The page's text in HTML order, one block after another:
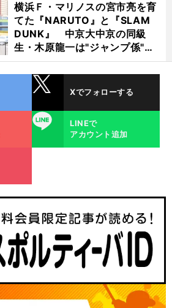
横浜Ｆ・マリノスの宮市亮を育
てた『NARUTO』と『SLAM
DUNK』 中京大中京の同級
生・木原龍一は"ジャンプ係"だ
った
Xでフォローする
LINE
LINEで
アカウント追加